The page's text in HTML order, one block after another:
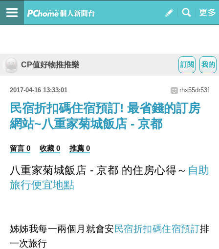
我的
訂閱
CP值好物推推樂
2017-04-16 13:33:01 rhx55dr53f
民宿折扣碼住宿預訂! 最省錢的訂房
網站~八重家菊城飯店 - 京都
留言 0 收藏 0 推薦 0
八重家菊城飯店 - 京都 的住房心得～ 自助
旅行便宜地點
姊姊我每一兩個月就會安 民宿折扣碼住宿預訂排
一次旅行